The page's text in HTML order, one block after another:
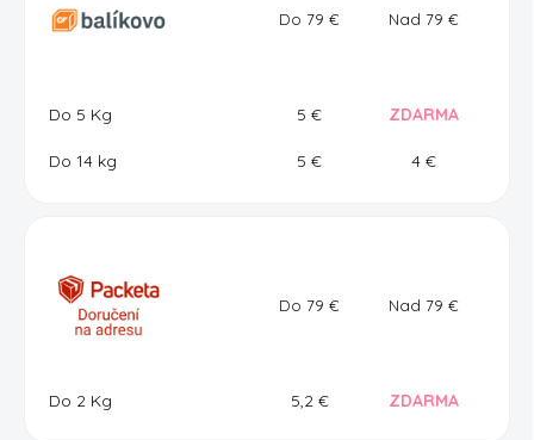
Do 79 € Nad 79 €
Do 5 Kg 5 € ZDARMA
Do 14 kg 5 € 4 €
Do 79 € Nad 79 €
Do 2 Kg 5,2 € ZDARMA